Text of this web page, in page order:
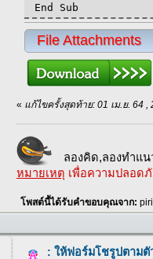
End Sub
File Attachments
« แก้ไขครั้งสุดท้าย: 01 เม.ย. 64 ,
ลองคิด,ลองทำแน
หมายเหตุ เพื่อความปลอด
โพสต์นี้ได้รับคำขอบคุณจาก:
: ให้ฟอร์มโชรูปตามตั